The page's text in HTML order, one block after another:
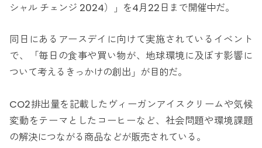
シャル チェンジ 2024）」を4月22日まで開催中だ。
同日にあるアースデイに向けて実施されているイベント
で、「毎日の食事や買い物が、地球環境に及ぼす影響に
ついて考えるきっかけの創出」が目的だ。
CO2排出量を記載したヴィーガンアイスクリームや気候
変動をテーマとしたコーヒーなど、社会問題や環境課題
の解決につながる商品などが販売されている。